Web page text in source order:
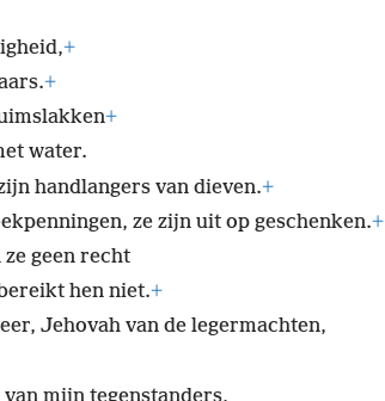
+
+
+
water.
handlangers van dieven.+
ze zijn uit op geschenken.+
ze geen recht
hen niet.+
Jehovah van de legermachten,